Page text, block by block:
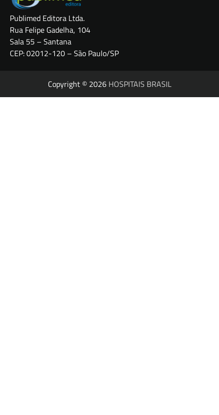
Publimed Editora Ltda.
Rua Felipe Gadelha, 104
Sala 55 – Santana
CEP: 02012-120 – São Paulo/SP
Copyright © 2026 HOSPITAIS BRASIL